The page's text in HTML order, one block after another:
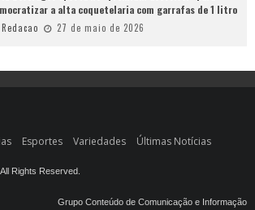
a alta coquetelaria com garrafas de 1 litro
Redacao 27 de maio de 2026
Esportes Variedades Últimas Notícias
Rights Reserved.
Grupo Conteúdo de Comunicação e Informação